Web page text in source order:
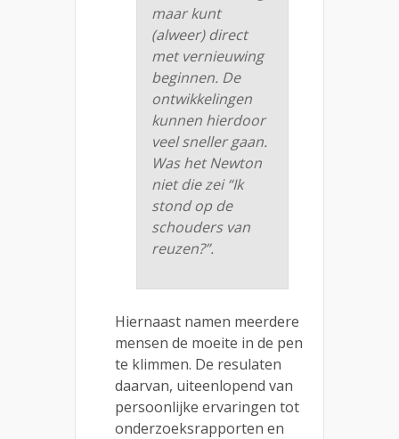
maar kunt
(alweer) direct
met vernieuwing
beginnen. De
ontwikkelingen
kunnen hierdoor
veel sneller gaan.
Was het Newton
niet die zei “Ik
stond op de
schouders van
reuzen?”.
Hiernaast namen meerdere
mensen de moeite in de pen
te klimmen. De resulaten
daarvan, uiteenlopend van
persoonlijke ervaringen tot
onderzoeksrapporten en